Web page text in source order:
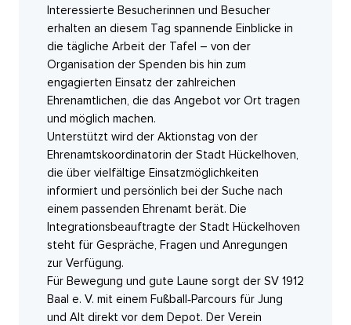
Interessierte Besucherinnen und Besucher
erhalten an diesem Tag spannende Einblicke in
die tägliche Arbeit der Tafel – von der
Organisation der Spenden bis hin zum
engagierten Einsatz der zahlreichen
Ehrenamtlichen, die das Angebot vor Ort tragen
und möglich machen.
Unterstützt wird der Aktionstag von der
Ehrenamtskoordinatorin der Stadt Hückelhoven,
die über vielfältige Einsatzmöglichkeiten
informiert und persönlich bei der Suche nach
einem passenden Ehrenamt berät. Die
Integrationsbeauftragte der Stadt Hückelhoven
steht für Gespräche, Fragen und Anregungen
zur Verfügung.
Für Bewegung und gute Laune sorgt der SV 1912
Baal e. V. mit einem Fußball‑Parcours für Jung
und Alt direkt vor dem Depot. Der Verein